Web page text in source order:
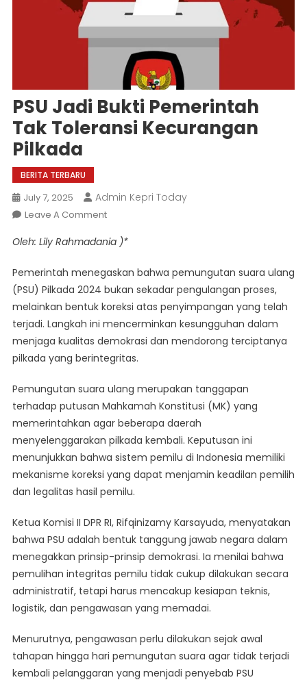
PSU Jadi Bukti Pemerintah
Tak Toleransi Kecurangan
Pilkada
BERITA TERBARU
July 7, 2025 Admin Kepri Today
Leave A CommentOn
Jadi
Pemerintah
Tak
Toleransi
Kecurangan
Pilkada
Oleh: Lily Rahmadania )*
Pemerintah menegaskan bahwa pemungutan suara ulang
(PSU) Pilkada 2024 bukan sekadar pengulangan proses,
melainkan bentuk koreksi atas penyimpangan yang telah
terjadi. Langkah ini mencerminkan kesungguhan dalam
menjaga kualitas demokrasi dan mendorong terciptanya
pilkada yang berintegritas.
Pemungutan suara ulang merupakan tanggapan
terhadap putusan Mahkamah Konstitusi (MK) yang
memerintahkan agar beberapa daerah
menyelenggarakan pilkada kembali. Keputusan ini
menunjukkan bahwa sistem pemilu di Indonesia memiliki
mekanisme koreksi yang dapat menjamin keadilan pemilih
dan legalitas hasil pemilu.
Ketua Komisi II DPR RI, Rifqinizamy Karsayuda, menyatakan
bahwa PSU adalah bentuk tanggung jawab negara dalam
menegakkan prinsip-prinsip demokrasi. Ia menilai bahwa
pemulihan integritas pemilu tidak cukup dilakukan secara
administratif, tetapi harus mencakup kesiapan teknis,
logistik, dan pengawasan yang memadai.
Menurutnya, pengawasan perlu dilakukan sejak awal
tahapan hingga hari pemungutan suara agar tidak terjadi
kembali pelanggaran yang menjadi penyebab PSU